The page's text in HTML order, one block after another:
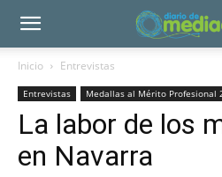
Inicio Entrevistas
Entrevistas Medallas al Mérito Profesional
La labor de los
en Navarra